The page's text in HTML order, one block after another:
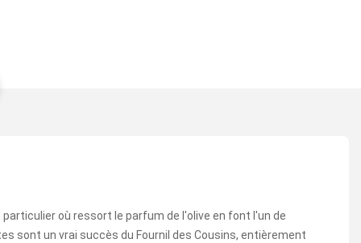
où ressort le parfum de l'olive en font l'un de
sont un vrai succès du Fournil des Cousins, entièrement